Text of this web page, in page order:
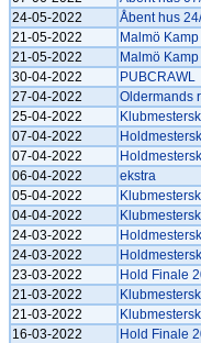
24-05-2022
Åbent hus
21-05-2022
Malmö
21-05-2022
Malmö
30-04-2022
PUBCRAWL
27-04-2022
Oldermands
25-04-2022
07-04-2022
07-04-2022
06-04-2022
ekstra
05-04-2022
04-04-2022
24-03-2022
24-03-2022
23-03-2022
Hold Finale
21-03-2022
21-03-2022
16-03-2022
Hold Finale